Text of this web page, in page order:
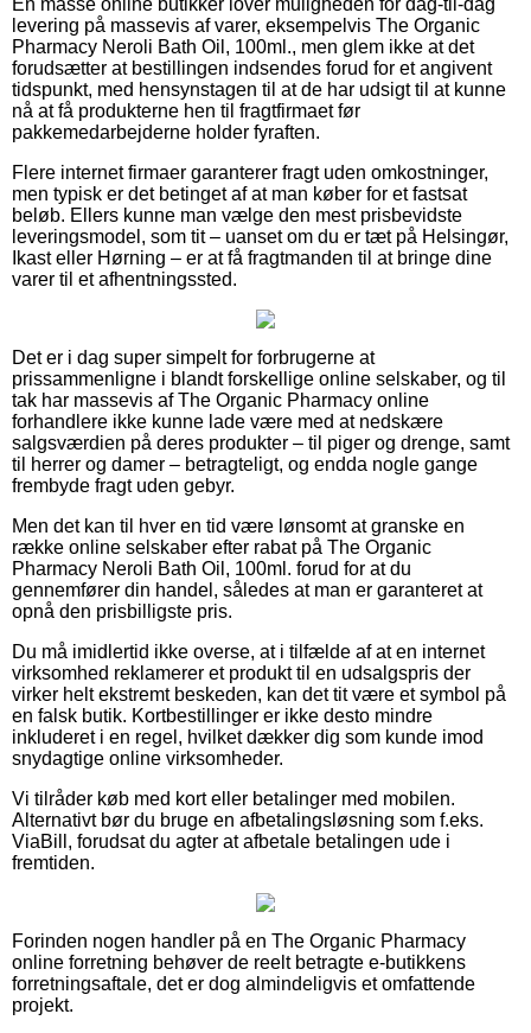
levering på massevis af varer, eksempelvis The Organic
Pharmacy Neroli Bath Oil, 100ml., men glem ikke at det
forudsætter at bestillingen indsendes forud for et angivent
tidspunkt, med hensynstagen til at de har udsigt til at kunne
nå at få produkterne hen til fragtfirmaet før
pakkemedarbejderne holder fyraften.
Flere internet firmaer garanterer fragt uden omkostninger,
men typisk er det betinget af at man køber for et fastsat
beløb. Ellers kunne man vælge den mest prisbevidste
leveringsmodel, som tit – uanset om du er tæt på Helsingør,
Ikast eller Hørning – er at få fragtmanden til at bringe dine
varer til et afhentningssted.
Det er i dag super simpelt for forbrugerne at
prissammenligne i blandt forskellige online selskaber, og til
tak har massevis af The Organic Pharmacy online
forhandlere ikke kunne lade være med at nedskære
salgsværdien på deres produkter – til piger og drenge, samt
til herrer og damer – betragteligt, og endda nogle gange
frembyde fragt uden gebyr.
Men det kan til hver en tid være lønsomt at granske en
række online selskaber efter rabat på The Organic
Pharmacy Neroli Bath Oil, 100ml. forud for at du
gennemfører din handel, således at man er garanteret at
opnå den prisbilligste pris.
Du må imidlertid ikke overse, at i tilfælde af at en internet
virksomhed reklamerer et produkt til en udsalgspris der
virker helt ekstremt beskeden, kan det tit være et symbol på
en falsk butik. Kortbestillinger er ikke desto mindre
inkluderet i en regel, hvilket dækker dig som kunde imod
snydagtige online virksomheder.
Vi tilråder køb med kort eller betalinger med mobilen.
Alternativt bør du bruge en afbetalingsløsning som f.eks.
ViaBill, forudsat du agter at afbetale betalingen ude i
fremtiden.
Forinden nogen handler på en The Organic Pharmacy
online forretning behøver de reelt betragte e-butikkens
forretningsaftale, det er dog almindeligvis et omfattende
projekt.